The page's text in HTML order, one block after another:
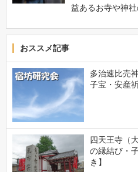
益あるお寺や神社
おススメ記事
多治速比売
子宝・安産
四天王寺（
の縁結び・
き】